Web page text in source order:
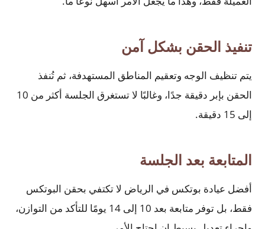
تنفيذ الحقن بشكل آمن
يتم تنظيف الوجه وتعقيم المناطق المستهدفة، ثم تُنفذ
الحقن بإبر دقيقة جدًا، وغالبًا لا تستغرق الجلسة أكثر من 10
إلى 15 دقيقة.
المتابعة بعد الجلسة
أفضل عيادة بوتكس في الرياض لا تكتفي بحقن البوتكس
فقط، بل توفر متابعة بعد 10 إلى 14 يومًا للتأكد من التوازن،